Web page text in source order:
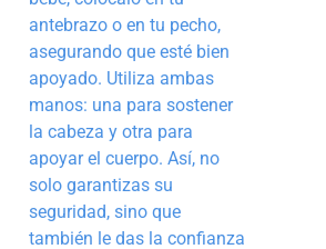
antebrazo o en tu pecho,
asegurando que esté bien
apoyado. Utiliza ambas
manos: una para sostener
la cabeza y otra para
apoyar el cuerpo. Así, no
solo garantizas su
seguridad, sino que
también le das la confianza